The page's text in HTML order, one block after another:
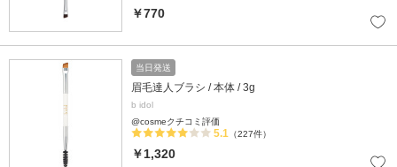
￥770
当日発送
眉毛達人ブラシ / 本体 / 3g
b idol
@cosmeクチコミ評価
5.1 （227件）
￥1,320